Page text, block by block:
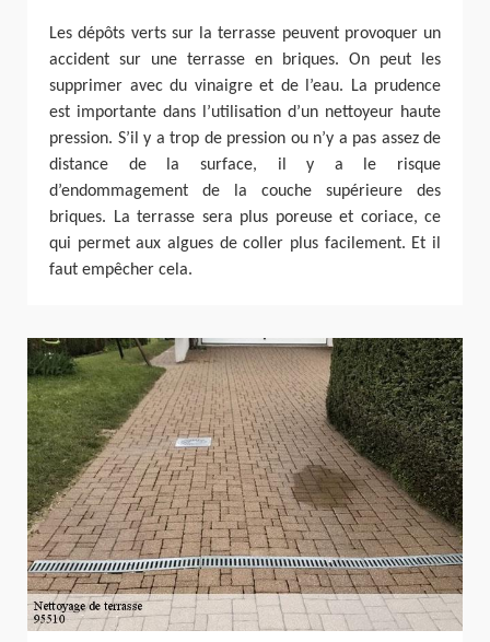
Les dépôts verts sur la terrasse peuvent provoquer un
accident sur une terrasse en briques. On peut les
supprimer avec du vinaigre et de l’eau. La prudence
est importante dans l’utilisation d’un nettoyeur haute
pression. S’il y a trop de pression ou n’y a pas assez de
distance de la surface, il y a le risque
d’endommagement de la couche supérieure des
briques. La terrasse sera plus poreuse et coriace, ce
qui permet aux algues de coller plus facilement. Et il
faut empêcher cela.